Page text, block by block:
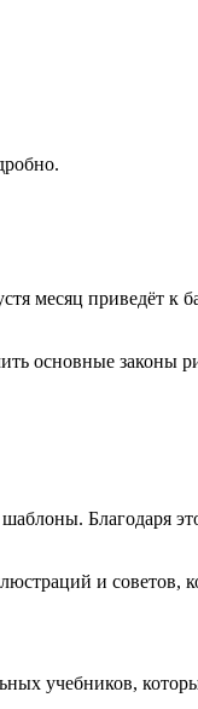
месяц приведёт к
основные законы
Благодаря
и советов,
учебников,